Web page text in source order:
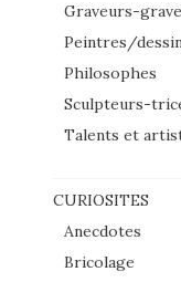
Graveurs-
Peintres/
Philosophes
Sculpteurs-
Talents et
CURIOSITES
Anecdotes
Bricolage